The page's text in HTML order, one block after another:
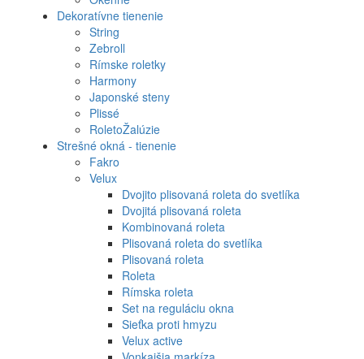
Dekoratívne tienenie
String
Zebroll
Rímske roletky
Harmony
Japonské steny
Plissé
RoletoŽalúzie
Strešné okná - tienenie
Fakro
Velux
Dvojito plisovaná roleta do svetlíka
Dvojitá plisovaná roleta
Kombinovaná roleta
Plisovaná roleta do svetlíka
Plisovaná roleta
Roleta
Rímska roleta
Set na reguláciu okna
Sieťka proti hmyzu
Velux active